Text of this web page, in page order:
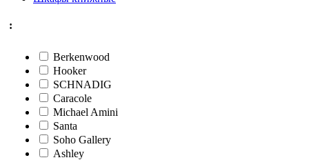
:
Berkenwood
Hooker
SCHNADIG
Caracole
Michael Amini
Santa
Soho Gallery
Ashley